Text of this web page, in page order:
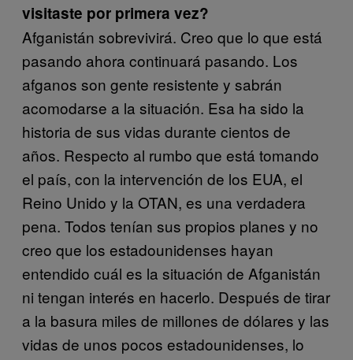
visitaste por primera vez?
Afganistán sobrevivirá. Creo que lo que está
pasando ahora continuará pasando. Los
afganos son gente resistente y sabrán
acomodarse a la situación. Esa ha sido la
historia de sus vidas durante cientos de
años. Respecto al rumbo que está tomando
el país, con la intervención de los EUA, el
Reino Unido y la OTAN, es una verdadera
pena. Todos tenían sus propios planes y no
creo que los estadounidenses hayan
entendido cuál es la situación de Afganistán
ni tengan interés en hacerlo. Después de tirar
a la basura miles de millones de dólares y las
vidas de unos pocos estadounidenses, lo